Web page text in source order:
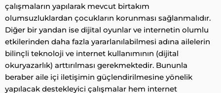
çalışmaların yapılarak mevcut birtakım
olumsuzluklardan çocukların korunması sağlanmalıdır.
Diğer bir yandan ise dijital oyunlar ve internetin olumlu
etkilerinden daha fazla yararlanılabilmesi adına ailelerin
bilinçli teknoloji ve internet kullanımının (dijital
okuryazarlık) arttırılması gerekmektedir. Bununla
beraber aile içi iletişimin güçlendirilmesine yönelik
yapılacak destekleyici çalışmalar hem internet